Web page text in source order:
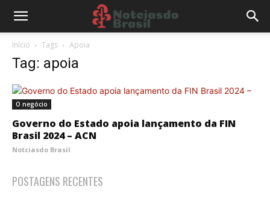
Início Tags Apoia
Tag: apoia
O negócio
Governo do Estado apoia lançamento da FIN
Brasil 2024 – ACN
Notciasdo Brasil
POSTAGENS RECENTES